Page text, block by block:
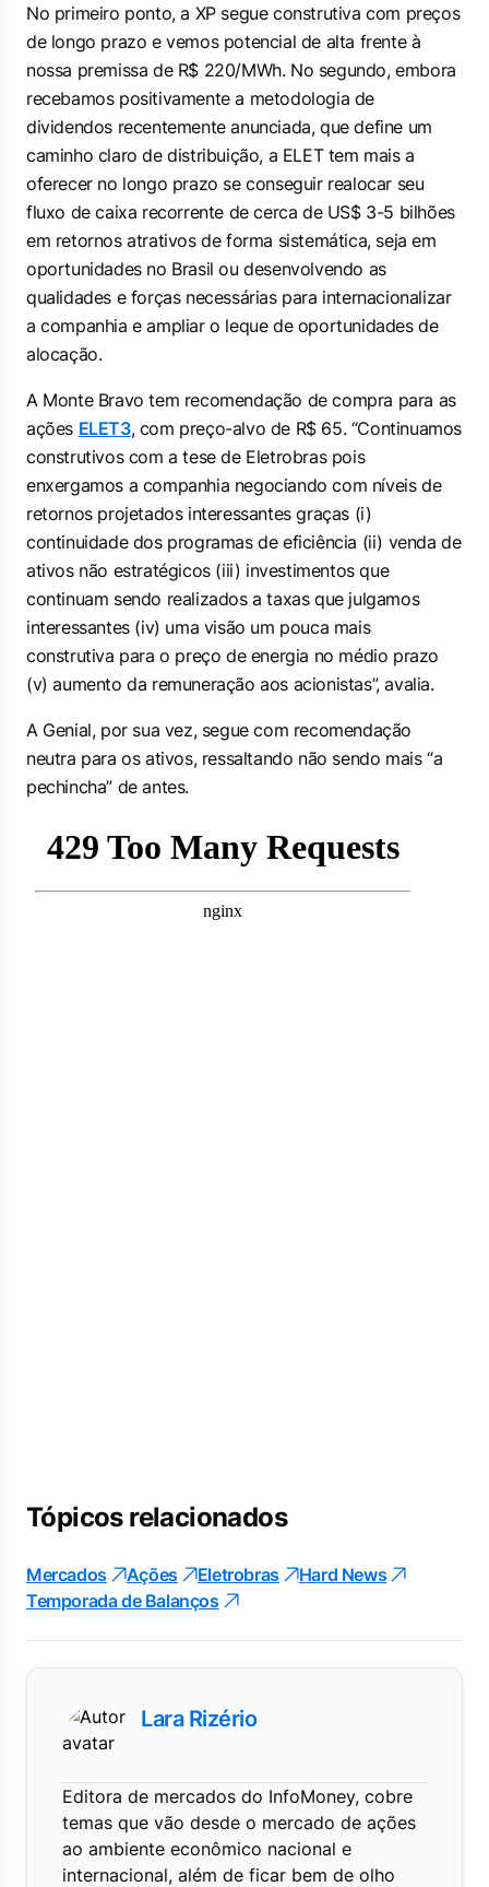
No primeiro ponto, a XP segue construtiva com preços
de longo prazo e vemos potencial de alta frente à
nossa premissa de R$ 220/MWh. No segundo, embora
recebamos positivamente a metodologia de
dividendos recentemente anunciada, que define um
caminho claro de distribuição, a ELET tem mais a
oferecer no longo prazo se conseguir realocar seu
fluxo de caixa recorrente de cerca de US$ 3-5 bilhões
em retornos atrativos de forma sistemática, seja em
oportunidades no Brasil ou desenvolvendo as
qualidades e forças necessárias para internacionalizar
a companhia e ampliar o leque de oportunidades de
alocação.
A Monte Bravo tem recomendação de compra para as
ações ELET3, com preço-alvo de R$ 65. “Continuamos
construtivos com a tese de Eletrobras pois
enxergamos a companhia negociando com níveis de
retornos projetados interessantes graças (i)
continuidade dos programas de eficiência (ii) venda de
ativos não estratégicos (iii) investimentos que
continuam sendo realizados a taxas que julgamos
interessantes (iv) uma visão um pouca mais
construtiva para o preço de energia no médio prazo
(v) aumento da remuneração aos acionistas”, avalia.
A Genial, por sua vez, segue com recomendação
neutra para os ativos, ressaltando não sendo mais “a
pechincha” de antes.
Tópicos relacionados
Mercados Ações Eletrobras
Hard News
Temporada de Balanços
Lara Rizério
Editora de mercados do InfoMoney, cobre
temas que vão desde o mercado de ações
ao ambiente econômico nacional e
internacional, além de ficar bem de olho